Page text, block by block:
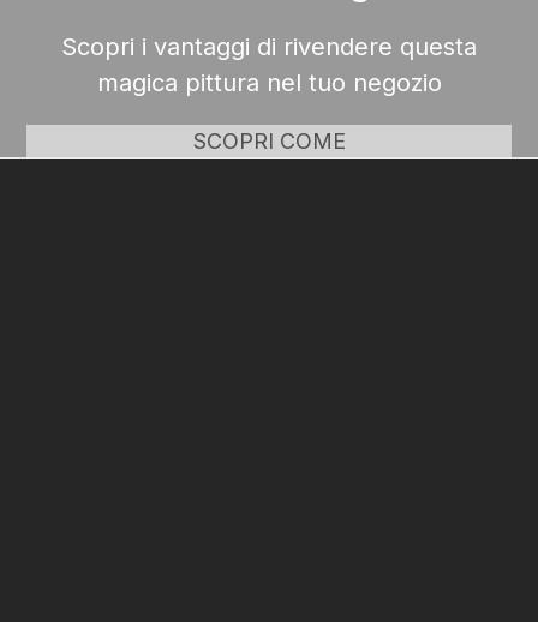
Scopri i vantaggi di rivendere questa
magica pittura nel tuo negozio
SCOPRI COME